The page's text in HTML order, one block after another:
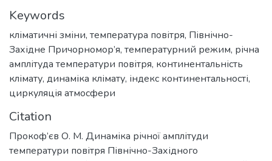
Keywords
кліматичні зміни, температура повітря, Північно-
Західне Причорномор’я, температурний режим, річна
амплітуда температури повітря, континентальність
клімату, динаміка клімату, індекс континентальності,
циркуляція атмосфери
Citation
Прокоф’єв О. М. Динаміка річної амплітуди
температури повітря Північно-Західного